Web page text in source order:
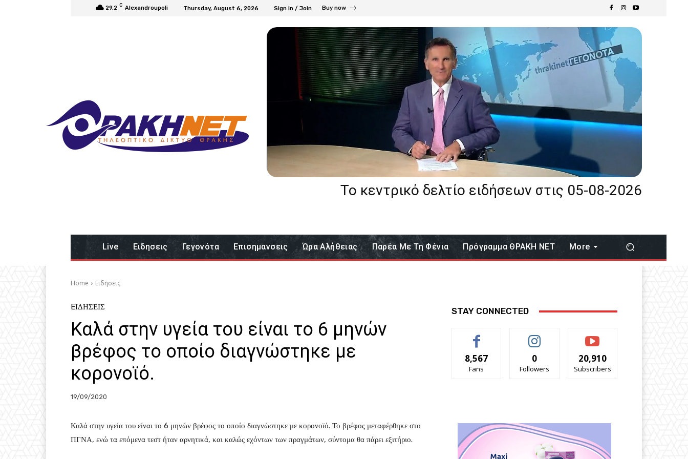
29.2 C Alexandroupoli Thursday, August 6, 2026 Sign in / Join Buy now
Το κεντρικό δελτίο ειδήσεων στις 05-08-2026
Live Eιδησεις Γεγονότα Επισημανσεις Ώρα Αλήθειας Παρέα Με Τη Φένια Πρόγραμμα ΘΡΑΚΗ ΝΕΤ More
Home Eιδησεις
EΙΔΗΣΕΙΣ
Καλά στην υγεία του είναι το 6 μηνών
βρέφος το οποίο διαγνώστηκε με
κορονοϊό.
19/09/2020
Καλά στην υγεία του είναι το 6 μηνών βρέφος το οποίο διαγνώστηκε με κορονοϊό. Το βρέφος μεταφέρθηκε στο
ΠΓΝΑ, ενώ τα επόμενα τεστ ήταν αρνητικά, και καλώς εχόντων των πραγμάτων, σύντομα θα πάρει εξιτήριο.
STAY CONNECTED
8,567
Fans
0
Followers
20,910
Subscribers